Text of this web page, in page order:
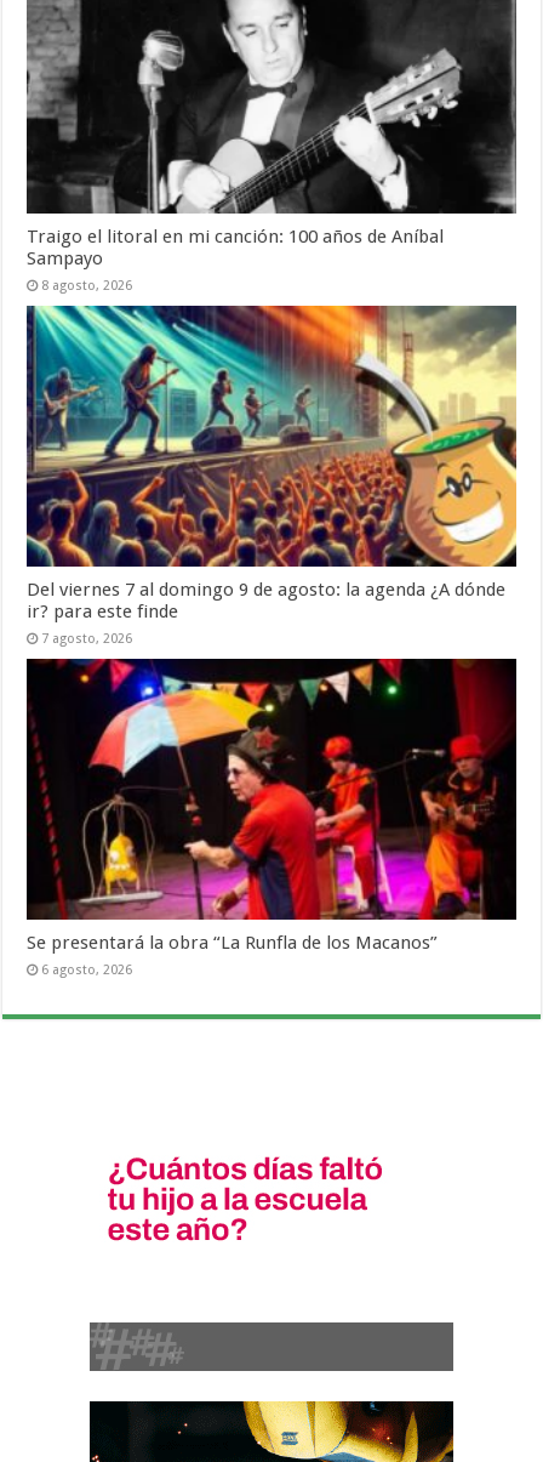
Traigo el litoral en mi canción: 100 años de Aníbal
Sampayo
8 agosto, 2026
Del viernes 7 al domingo 9 de agosto: la agenda ¿A dónde
ir? para este finde
7 agosto, 2026
Se presentará la obra “La Runfla de los Macanos”
6 agosto, 2026